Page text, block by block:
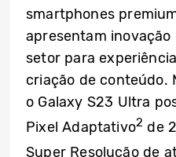
smartphones
apresentam
setor para
criação de conteúdo.
o Galaxy S23 Ultra
Pixel Adaptativo2 de
Super Resolução de